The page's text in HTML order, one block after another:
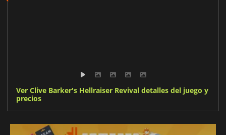
Ver Clive Barker's Hellraiser Revival detalles del juego y
precios